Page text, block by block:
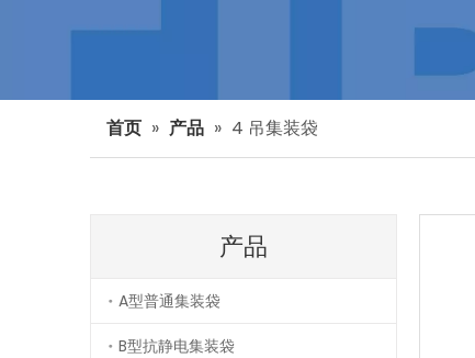
首页 » 产品 » 4 吊集装袋
产品
A型普通集装袋
B型抗静电集装袋